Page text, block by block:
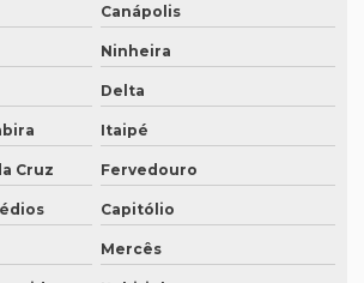
alemão
brasil
italiano
Canápolis
Ninheira
Delta
Itaipé
Cruz Fervedouro
Capitólio
Mercês